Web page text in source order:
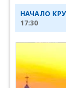
НАЧАЛО
17:30